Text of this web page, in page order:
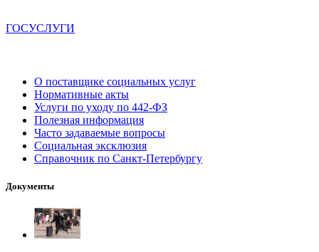
ГОСУСЛУГИ
О поставщике социальных услуг
Нормативные акты
Услуги по уходу по 442-ФЗ
Полезная информация
Часто задаваемые вопросы
Социальная эксклюзия
Справочник по Санкт-Петербургу
Документы